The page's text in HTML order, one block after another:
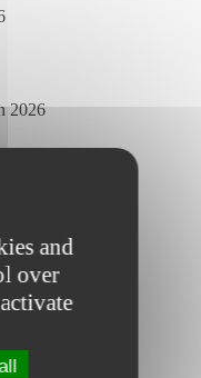
2026
2026
and
over